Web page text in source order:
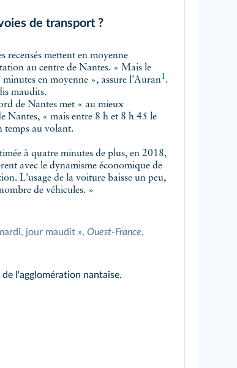
de transport ?
recensés mettent en moyenne
au centre de Nantes. « Mais le
en moyenne », assure l'Auran1.
maudits.
de Nantes met « au mieux
Nantes, « mais entre 8 h et 8 h 45 le
temps au volant.
à quatre minutes de plus, en 2018,
avec le dynamisme économique de
L'usage de la voiture baisse un peu,
de véhicules. »
jour maudit », Ouest-France,
l'agglomération nantaise.